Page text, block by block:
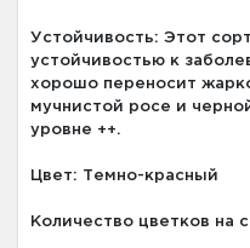
Устойчивость: Этот
устойчивостью к
хорошо переносит
мучнистой росе и
уровне ++.
Цвет: Темно-красный
Количество цветков на